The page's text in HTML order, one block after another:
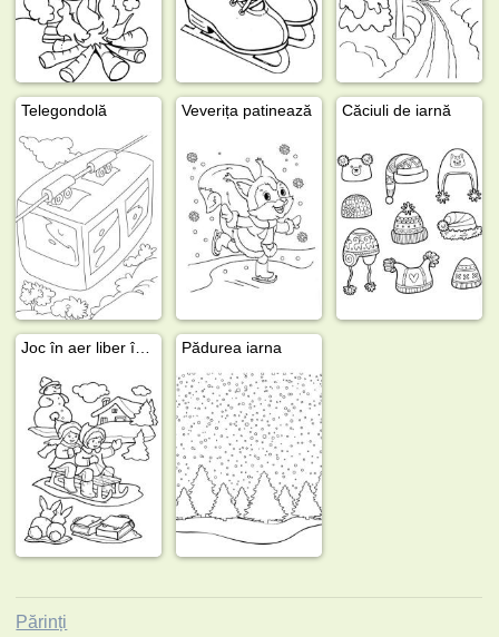
Telegondolă Veverița patinează Căciuli de iarnă
Pădurea iarna
Părinți